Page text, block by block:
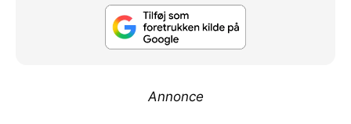
Annonce